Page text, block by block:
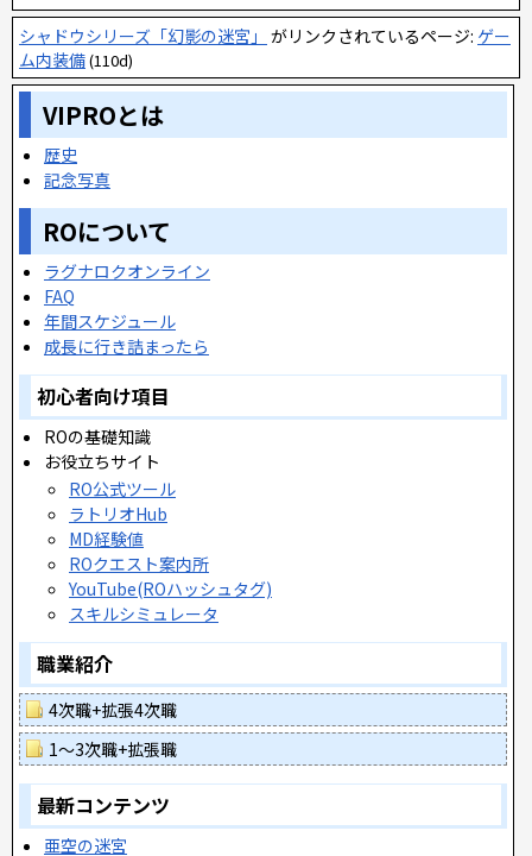
シャドウシリーズ「幻影の迷宮」 がリンクされているページ: ゲー
ム内装備(110d)
VIPROとは
歴史
記念写真
ROについて
ラグナロクオンライン
FAQ
年間スケジュール
成長に行き詰まったら
初心者向け項目
ROの基礎知識
お役立ちサイト
RO公式ツール
ラトリオHub
MD経験値
ROクエスト案内所
YouTube(ROハッシュタグ)
スキルシミュレータ
職業紹介
4次職+拡張4次職
1～3次職+拡張職
最新コンテンツ
亜空の迷宮